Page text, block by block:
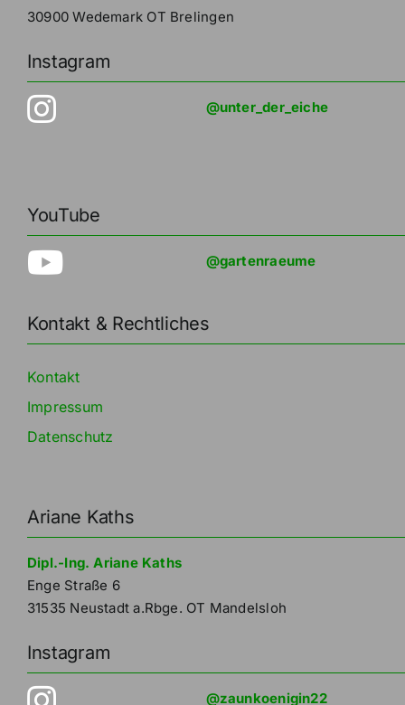
30900 Wedemark OT Brelingen
Instagram
@unter_der_eiche
YouTube
@gartenraeume
Kontakt & Rechtliches
Kontakt
Impressum
Datenschutz
Ariane Kaths
Dipl.-Ing. Ariane Kaths
Enge Straße 6
31535 Neustadt a.Rbge. OT Mandelsloh
Instagram
@zaunkoenigin22